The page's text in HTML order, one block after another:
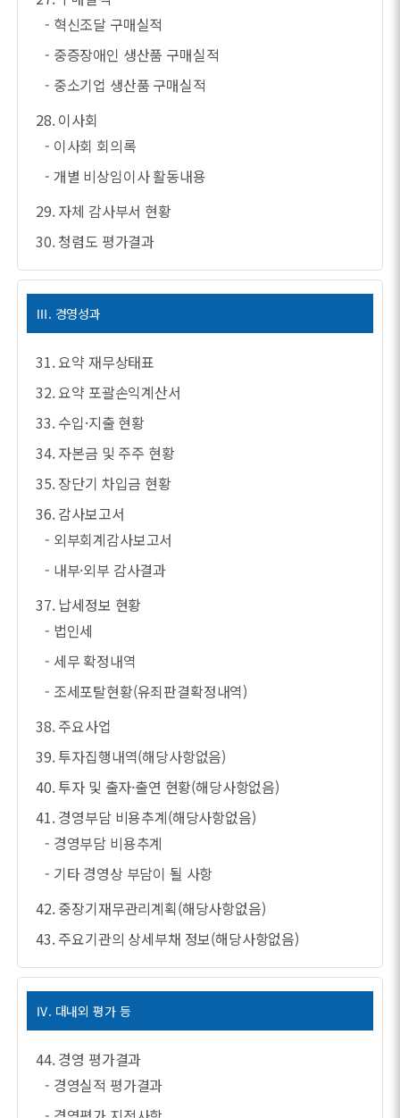
- 혁신조달 구매실적
- 중증장애인 생산품 구매실적
- 중소기업 생산품 구매실적
28. 이사회
- 이사회 회의록
- 개별 비상임이사 활동내용
29. 자체 감사부서 현황
30. 청렴도 평가결과
Ⅲ. 경영성과
31. 요약 재무상태표
32. 요약 포괄손익계산서
33. 수입·지출 현황
34. 자본금 및 주주 현황
35. 장단기 차입금 현황
36. 감사보고서
- 외부회계감사보고서
- 내부·외부 감사결과
37. 납세정보 현황
- 법인세
- 세무 확정내역
- 조세포탈현황(유죄판결확정내역)
38. 주요사업
39. 투자집행내역(해당사항없음)
40. 투자 및 출자·출연 현황(해당사항없음)
41. 경영부담 비용추계(해당사항없음)
- 경영부담 비용추계
- 기타 경영상 부담이 될 사항
42. 중장기재무관리계획(해당사항없음)
43. 주요기관의 상세부채 정보(해당사항없음)
Ⅳ. 대내외 평가 등
44. 경영 평가결과
- 경영실적 평가결과